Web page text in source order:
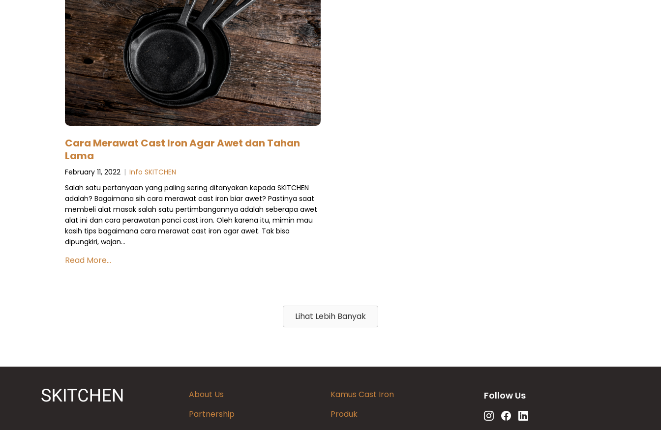
Cara Merawat Cast Iron Agar Awet dan Tahan
Lama
February 11, 2022 | Info SKITCHEN
Salah satu pertanyaan yang paling sering ditanyakan kepada SKITCHEN
adalah? Bagaimana sih cara merawat cast iron biar awet? Pastinya saat
membeli alat masak salah satu pertimbangannya adalah seberapa awet
alat ini dan cara perawatan panci cast iron. Oleh karena itu, mimin mau
kasih tips bagaimana cara merawat cast iron agar awet. Tak bisa
dipungkiri, wajan…
Read More...
Lihat Lebih Banyak
About Us
Kamus Cast Iron
Partnership
Produk
Follow Us